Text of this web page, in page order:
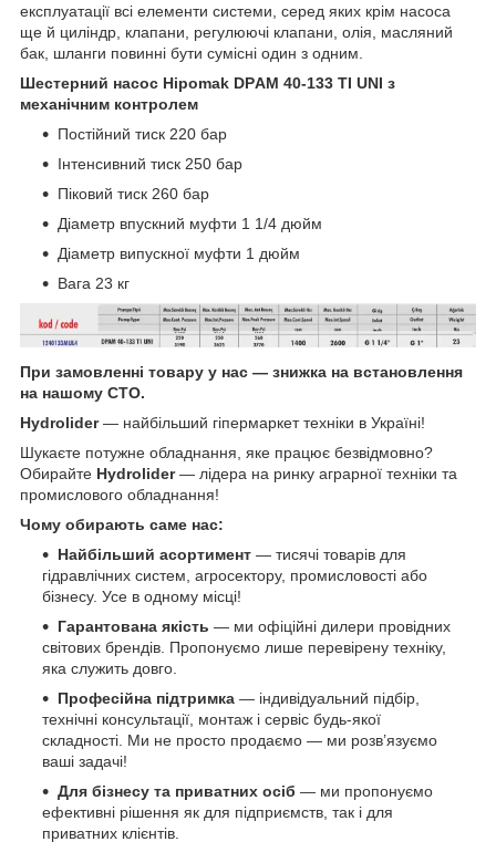
експлуатації всі елементи системи, серед яких крім насоса
ще й циліндр, клапани, регулюючі клапани, олія, масляний
бак, шланги повинні бути сумісні один з одним.
Шестерний насос Hipomak DPАМ 40-133 TI UNI з
механічним контролем
Постійний тиск 220 бар
Інтенсивний тиск 250 бар
Піковий тиск 260 бар
Діаметр впускний муфти 1 1/4 дюйм
Діаметр випускної муфти 1 дюйм
Вага 23 кг
При замовленні товару у нас ― знижка на встановлення
на нашому СТО.
Hydrolider— найбільший гіпермаркет техніки в Україні!
Шукаєте потужне обладнання, яке працює безвідмовно?
Обирайте Hydrolider— лідера на ринку аграрної техніки та
промислового обладнання!
Чому обирають саме нас:
Найбільший асортимент — тисячі товарів для
гідравлічних систем, агросектору, промисловості або
бізнесу. Усе в одному місці!
Гарантована якість — ми офіційні дилери провідних
світових брендів. Пропонуємо лише перевірену техніку,
яка служить довго.
Професійна підтримка — індивідуальний підбір,
технічні консультації, монтаж і сервіс будь-якої
складності. Ми не просто продаємо — ми розв’язуємо
ваші задачі!
Для бізнесу та приватних осіб — ми пропонуємо
ефективні рішення як для підприємств, так і для
приватних клієнтів.